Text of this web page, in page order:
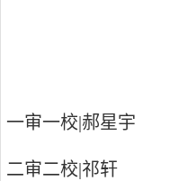
一审一校|郝星宇
二审二校|祁轩